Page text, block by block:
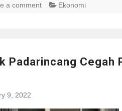
a comment Ekonomi
Padarincang Cegah
9, 2022